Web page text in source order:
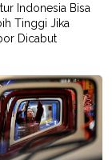
Indonesia Bisa
Tinggi Jika
Dicabut